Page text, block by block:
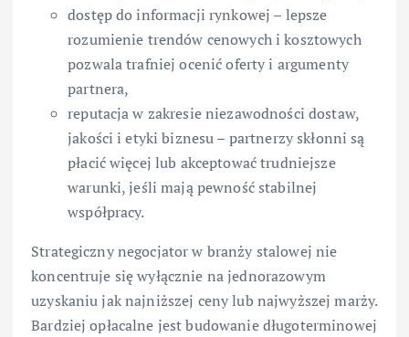
dostęp do informacji rynkowej – lepsze
rozumienie trendów cenowych i kosztowych
pozwala trafniej ocenić oferty i argumenty
partnera,
reputacja w zakresie niezawodności dostaw,
jakości i etyki biznesu – partnerzy skłonni są
płacić więcej lub akceptować trudniejsze
warunki, jeśli mają pewność stabilnej
współpracy.
Strategiczny negocjator w branży stalowej nie
koncentruje się wyłącznie na jednorazowym
uzyskaniu jak najniższej ceny lub najwyższej marży.
Bardziej opłacalne jest budowanie długoterminowej